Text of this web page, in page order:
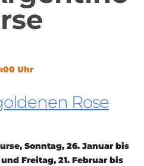
Uhr
Rose
Sonntag, 26. Januar bis
und Freitag, 21. Februar bis